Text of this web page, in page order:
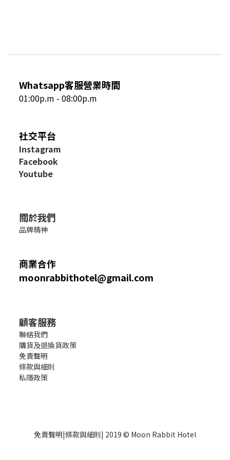
Whatsapp客服營業時間
01:00p.m - 08:00p.m
社交平台
Instagram
Facebook
Youtube
關於我們
品牌精神
商業合作
moonrabbithotel@gmail.com
顧客服務
聯絡我們
購貨及退換貨政策
免責聲明
條款與細則
私隱政策
免責聲明|條款與細則| 2019 © Moon Rabbit Hotel